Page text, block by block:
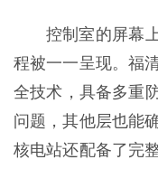
控制室的屏幕
程被一一呈现。福
全技术，具备多重
问题，其他层也能
核电站还配备了完